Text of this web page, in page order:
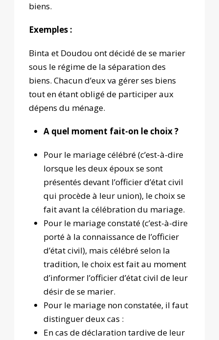
biens.
Exemples :
Binta et Doudou ont décidé de se marier
sous le régime de la séparation des
biens. Chacun d’eux va gérer ses biens
tout en étant obligé de participer aux
dépens du ménage.
A quel moment fait-on le choix ?
Pour le mariage célébré (c’est-à-dire
lorsque les deux époux se sont
présentés devant l’officier d’état civil
qui procède à leur union), le choix se
fait avant la célébration du mariage.
Pour le mariage constaté (c’est-à-dire
porté à la connaissance de l’officier
d’état civil), mais célébré selon la
tradition, le choix est fait au moment
d’informer l’officier d’état civil de leur
désir de se marier.
Pour le mariage non constatée, il faut
distinguer deux cas :
En cas de déclaration tardive de leur